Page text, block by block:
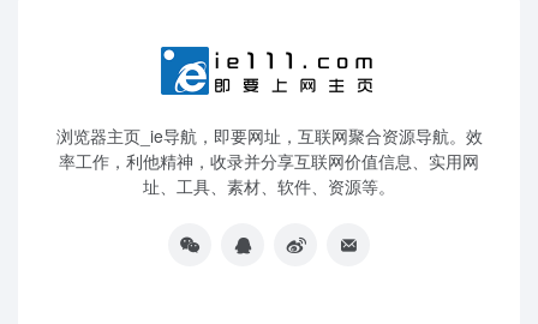
浏览器主页_ie导航，即要网址，互联网聚合资源导航。效
率工作，利他精神，收录并分享互联网价值信息、实用网
址、工具、素材、软件、资源等。